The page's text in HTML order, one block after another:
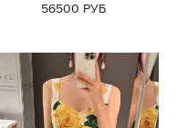
56500 РУБ